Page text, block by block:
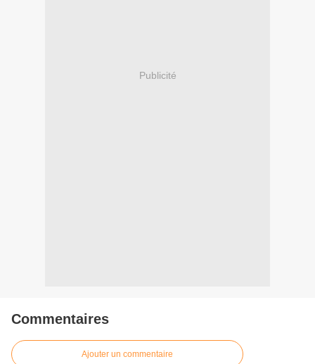
Publicité
Commentaires
Ajouter un commentaire